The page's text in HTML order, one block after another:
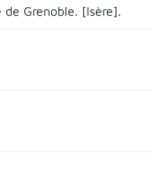
Grenoble. [Isère].